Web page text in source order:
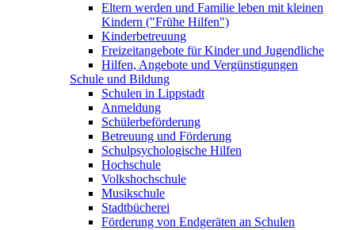
Eltern werden und Familie leben mit kleinen
Kindern ("Frühe Hilfen")
Kinderbetreuung
Freizeitangebote für Kinder und Jugendliche
Hilfen, Angebote und Vergünstigungen
Schule und Bildung
Schulen in Lippstadt
Anmeldung
Schülerbeförderung
Betreuung und Förderung
Schulpsychologische Hilfen
Hochschule
Volkshochschule
Musikschule
Stadtbücherei
Förderung von Endgeräten an Schulen